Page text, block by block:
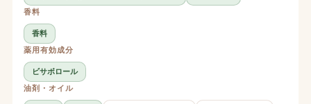
香料
香料
薬用有効成分
ビサボロール
油剤・オイル